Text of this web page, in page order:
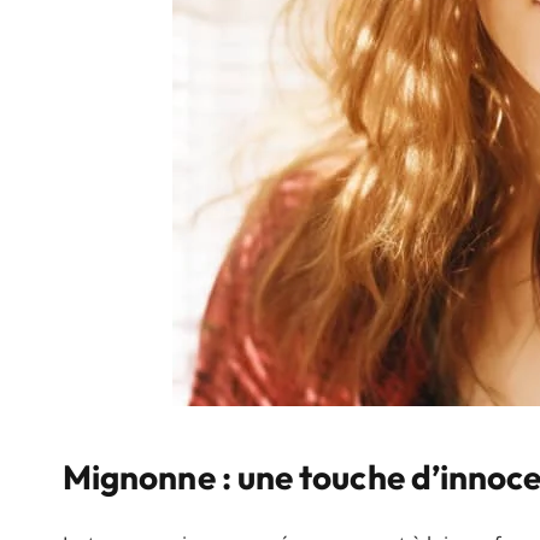
Mignonne : une touche